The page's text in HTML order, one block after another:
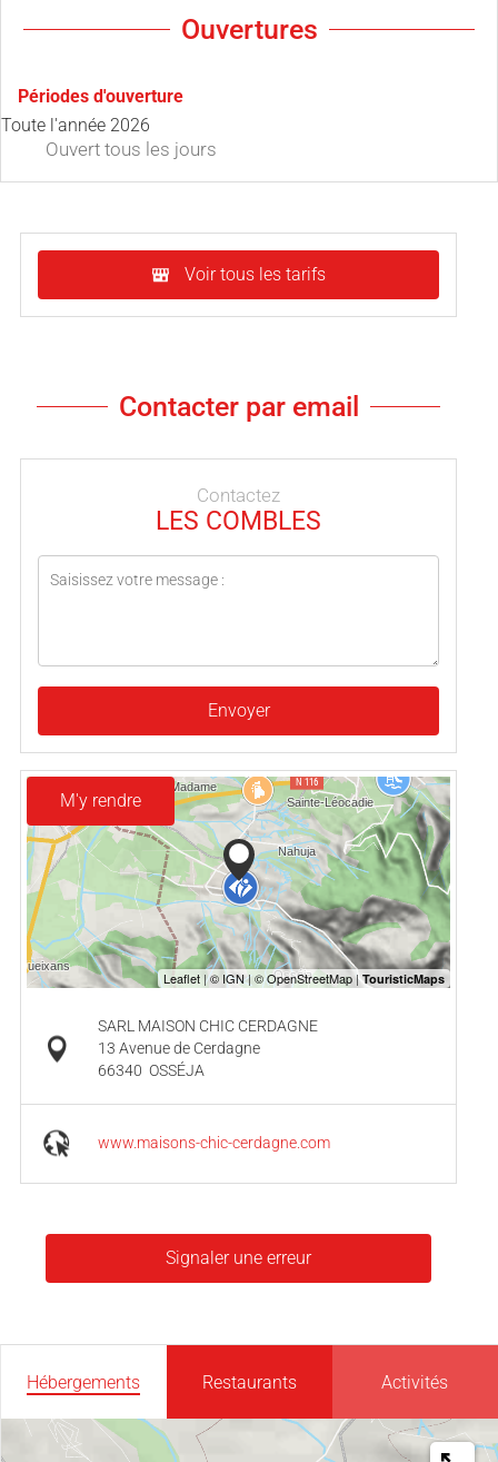
Ouvertures
Périodes d'ouverture
Toute l'année 2026
Ouvert tous les jours
Voir tous les tarifs
Contacter par email
Contactez
LES COMBLES
Envoyer
M'y rendre
SARL MAISON CHIC CERDAGNE
13 Avenue de Cerdagne
66340 OSSÉJA
www.maisons-chic-cerdagne.com
Signaler une erreur
Hébergements Restaurants Activités